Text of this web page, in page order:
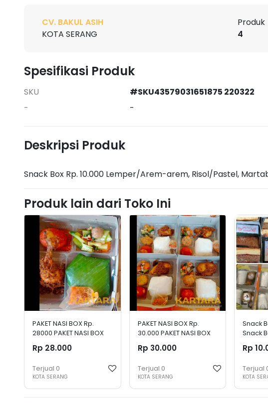
CV. BAKUL ASIH
KOTA SERANG
Produk
4
Spesifikasi Produk
SKU
#SKU43579031651875 220322
-
-
Deskripsi Produk
Snack Box Rp. 10.000 Lemper/Arem-arem, Risol/Pastel,
Produk lain dari Toko Ini
PAKET NASI BOX Rp.
28000 PAKET NASI BOX
Rp 28.000
Terjual 0
KOTA SERANG
PAKET NASI BOX Rp.
30.000 PAKET NASI BOX
Rp 30.000
Terjual 0
KOTA SERANG
Snack
Snack
Rp
Terjual
KOTA